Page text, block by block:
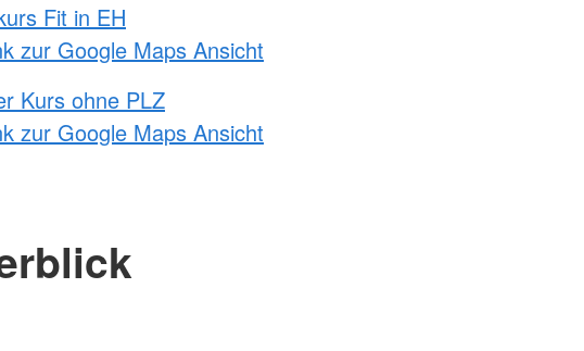
Fit in EH
zur Google Maps Ansicht
Kurs ohne PLZ
zur Google Maps Ansicht